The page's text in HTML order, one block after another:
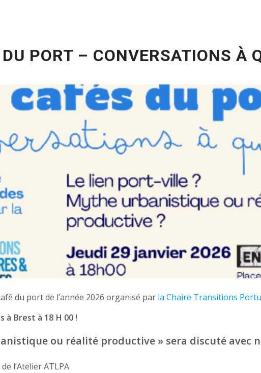
PORT – CONVERSATIONS À
du port de l’année 2026 organisé par la Chaire Transitions
à Brest à 18 H 00 !
ou réalité productive » sera discuté avec
l’Atelier ATLPA